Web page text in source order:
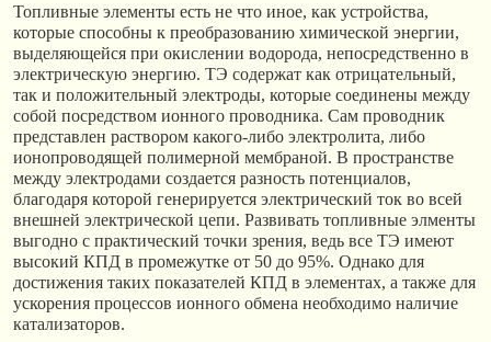
Топливные элементы есть не что иное, как устройства,
которые способны к преобразованию химической энергии,
выделяющейся при окислении водорода, непосредственно в
электрическую энергию. ТЭ содержат как отрицательный,
так и положительный электроды, которые соединены между
собой посредством ионного проводника. Сам проводник
представлен раствором какого-либо электролита, либо
ионопроводящей полимерной мембраной. В пространстве
между электродами создается разность потенциалов,
благодаря которой генерируется электрический ток во всей
внешней электрической цепи. Развивать топливные элменты
выгодно с практический точки зрения, ведь все ТЭ имеют
высокий КПД в промежутке от 50 до 95%. Однако для
достижения таких показателей КПД в элементах, а также для
ускорения процессов ионного обмена необходимо наличие
катализаторов.